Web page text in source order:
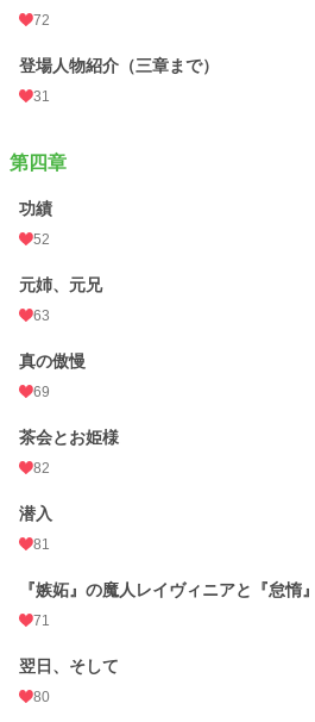
72
登場人物紹介（三章まで）
31
第四章
功績
52
元姉、元兄
63
真の傲慢
69
茶会とお姫様
82
潜入
81
『嫉妬』の魔人レイヴィニアと『怠惰
71
翌日、そして
80